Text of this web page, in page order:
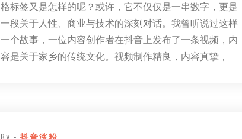
格标签又是怎样的呢？或许，它不仅仅是一串数字，更是
一段关于人性、商业与技术的深刻对话。我曾听说过这样
一个故事，一位内容创作者在抖音上发布了一条视频，内
容是关于家乡的传统文化。视频制作精良，内容真挚，